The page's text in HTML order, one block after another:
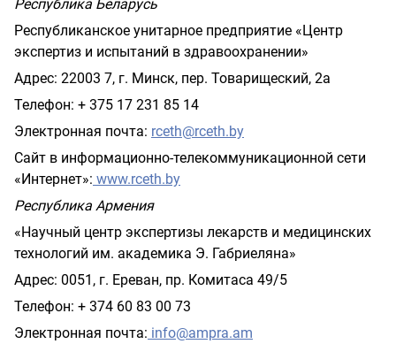
Республика Беларусь
Республиканское унитарное предприятие «Центр
экспертиз и испытаний в здравоохранении»
Адрес: 22003 7, г. Минск, пер. Товарищеский, 2а
Телефон: + 375 17 231 85 14
Электронная почта: rceth@rceth.by
Сайт в информационно-телекоммуникационной сети
«Интернет»: www.rceth.by
Республика Армения
«Научный центр экспертизы лекарств и медицинских
технологий им. академика Э. Габриеляна»
Адрес: 0051, г. Ереван, пр. Комитаса 49/5
Телефон: + 374 60 83 00 73
Электронная почта: info@ampra.am